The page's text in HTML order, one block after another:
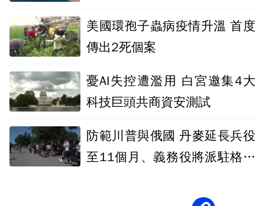
美國環孢子蟲病疫情升溫 首度
傳出2死個案
憂AI失控遭濫用 白宮邀集4大
科技巨頭共商資安測試
防範川普與俄國 丹麥延長兵役
至11個月、義務役將派駐格陵